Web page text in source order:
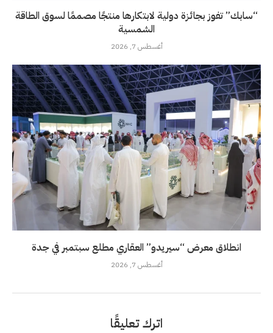
“سابك” تفوز بجائزة دولية لابتكارها منتجًا مصممًا لسوق الطاقة
الشمسية
أغسطس 7, 2026
انطلاق معرض “سيريدو” العقاري مطلع سبتمبر في جدة
أغسطس 7, 2026
اترك تعليقًا